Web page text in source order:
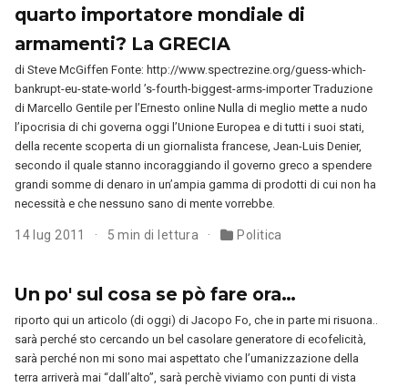
quarto importatore mondiale di
armamenti? La GRECIA
di Steve McGiffen Fonte: http://www.spectrezine.org/guess-which-
bankrupt-eu-state-world ’s-fourth-biggest-arms-importer Traduzione
di Marcello Gentile per l’Ernesto online Nulla di meglio mette a nudo
l’ipocrisia di chi governa oggi l’Unione Europea e di tutti i suoi stati,
della recente scoperta di un giornalista francese, Jean-Luis Denier,
secondo il quale stanno incoraggiando il governo greco a spendere
grandi somme di denaro in un’ampia gamma di prodotti di cui non ha
necessità e che nessuno sano di mente vorrebbe.
14 lug 2011 5 min di lettura Politica
Un po' sul cosa se pò fare ora…
riporto qui un articolo (di oggi) di Jacopo Fo, che in parte mi risuona..
sarà perché sto cercando un bel casolare generatore di ecofelicità,
sarà perché non mi sono mai aspettato che l’umanizzazione della
terra arriverà mai “dall’alto”, sarà perchè viviamo con punti di vista